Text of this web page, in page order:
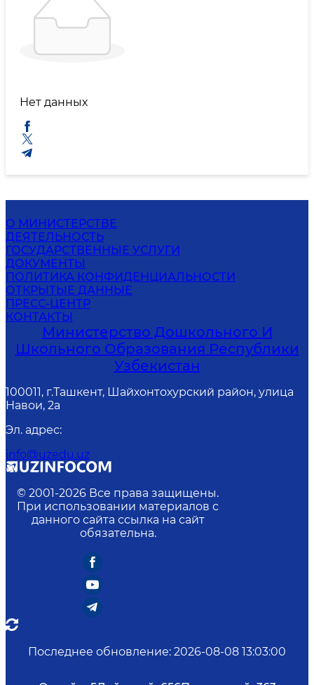
Нет данных
О МИНИСТЕРСТВЕ
ДЕЯТЕЛЬНОСТЬ
ГОСУДАРСТВЕННЫЕ УСЛУГИ
ДОКУМЕНТЫ
ПОЛИТИКА КОНФИДЕНЦИАЛЬНОСТИ
ОТКРЫТЫЕ ДАННЫЕ
ПРЕСС-ЦЕНТР
КОНТАКТЫ
Министерство Дошкольного И
Школьного Образования Республики
Узбекистан
100011, г.Ташкент, Шайхонтохурский район, улица
Навои, 2а
Эл. адрес:
info@uzedu.uz
© 2001-2026 Все права защищены.
При использовании материалов с
данного сайта ссылка на сайт
обязательна.
Последнее обновление: 2026-08-08 13:03:00